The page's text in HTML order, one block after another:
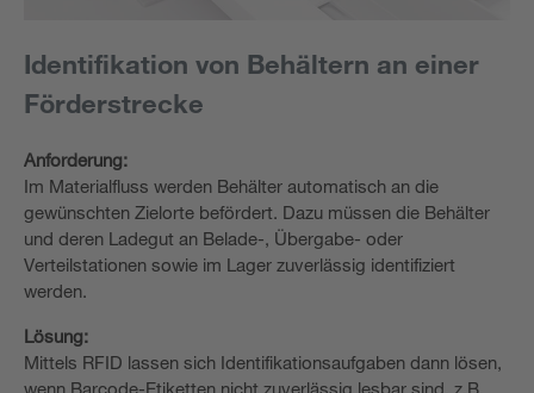
Identifikation von Behältern an einer
Förderstrecke
Anforderung:
Im Materialfluss werden Behälter automatisch an die
gewünschten Zielorte befördert. Dazu müssen die Behälter
und deren Ladegut an Belade-, Übergabe- oder
Verteilstationen sowie im Lager zuverlässig identifiziert
werden.
Lösung:
Mittels RFID lassen sich Identifikationsaufgaben dann lösen,
wenn Barcode-Etiketten nicht zuverlässig lesbar sind, z.B.